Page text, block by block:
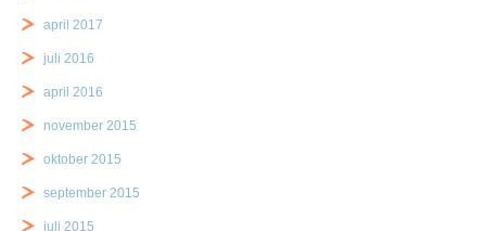
april 2017
juli 2016
april 2016
november 2015
oktober 2015
september 2015
juli 2015